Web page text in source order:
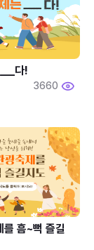
3660
를 흠~뻑 즐길